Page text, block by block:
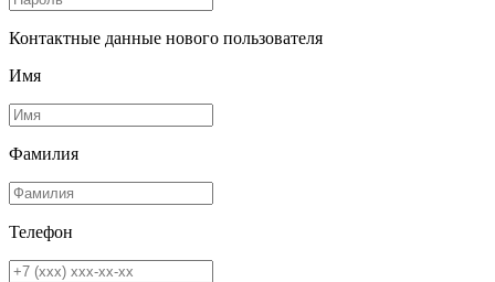
Контактные данные нового пользователя
Имя
Фамилия
Телефон